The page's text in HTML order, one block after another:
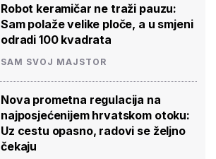
Robot keramičar ne traži pauzu:
Sam polaže velike ploče, a u smjeni
odradi 100 kvadrata
SAM SVOJ MAJSTOR
Nova prometna regulacija na
najposjećenijem hrvatskom otoku:
Uz cestu opasno, radovi se željno
čekaju